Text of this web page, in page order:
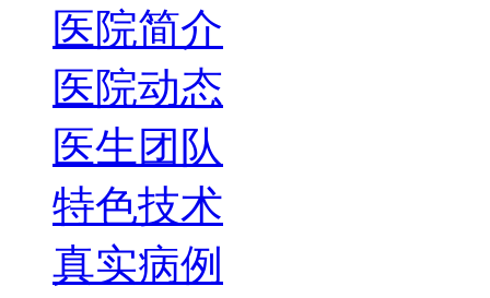
医院简介
医院动态
医生团队
特色技术
真实病例